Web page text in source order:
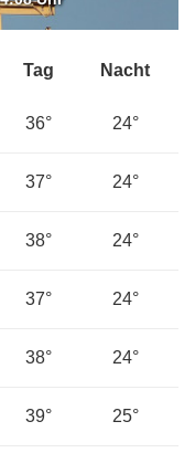
Tag Nacht
36° 24°
37° 24°
38° 24°
37° 24°
38° 24°
39° 25°